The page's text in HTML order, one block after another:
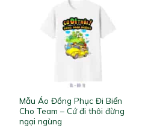
Mẫu Áo Đồng Phục Đi Biển
Cho Team – Cứ đi thôi đừng
ngại ngùng